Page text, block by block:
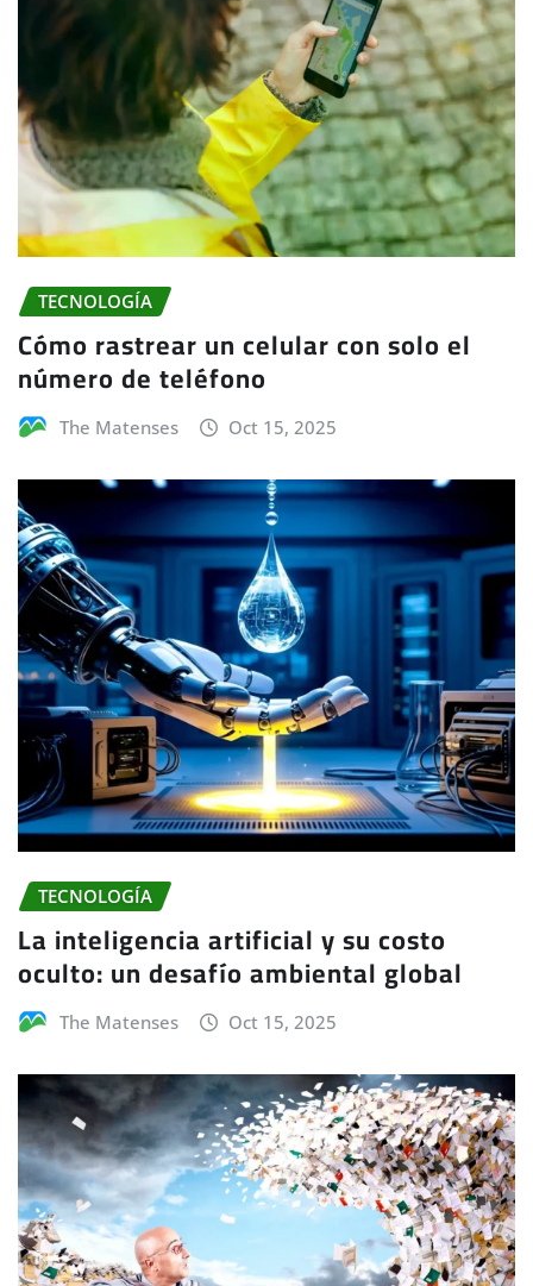
TECNOLOGÍA
Cómo rastrear un celular con solo el
número de teléfono
The Matenses Oct 15, 2025
TECNOLOGÍA
La inteligencia artificial y su costo
oculto: un desafío ambiental global
The Matenses Oct 15, 2025